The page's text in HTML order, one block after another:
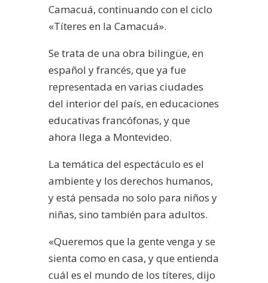
Camacuá, continuando con el ciclo
«Títeres en la Camacuá».
Se trata de una obra bilingüe, en
español y francés, que ya fue
representada en varias ciudades
del interior del país, en educaciones
educativas francófonas, y que
ahora llega a Montevideo.
La temática del espectáculo es el
ambiente y los derechos humanos,
y está pensada no solo para niños y
niñas, sino también para adultos.
«Queremos que la gente venga y se
sienta como en casa, y que entienda
cuál es el mundo de los títeres, dijo